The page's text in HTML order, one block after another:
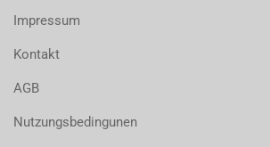
Impressum
Kontakt
AGB
Nutzungsbedingunen